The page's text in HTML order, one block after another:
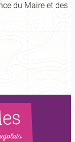
du Maire et des